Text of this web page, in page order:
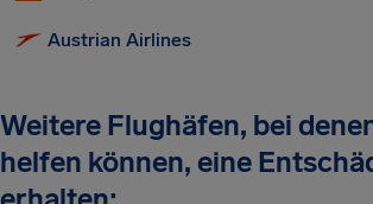
Austrian Airlines
Weitere Flughäfen, bei
helfen können, eine